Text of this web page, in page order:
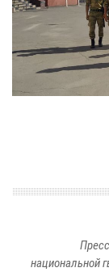
национальной